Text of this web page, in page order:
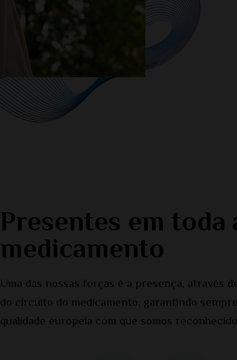
Presentes em toda
medicamento
Uma das nossas forças é a presença, através
do circuito do medicamento, garantindo
qualidade europeia com que somos